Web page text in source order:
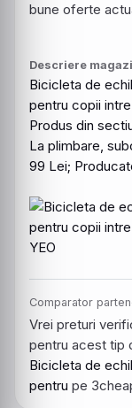
bune oferte
Descriere
Bicicleta de
pentru copii intre
Produs din
La plimbare,
99 Lei;
Comparator
Vrei preturi
pentru acest tip
Bicicleta de
pentru pe